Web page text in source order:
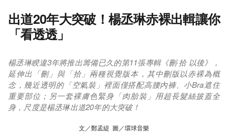
出道20年大突破！楊丞琳赤裸出輯讓你
「看透透」
楊丞琳睽違3年將推出籌備已久的第11張專輯《刪·拾 以後》，
延伸出「刪」與「拾」兩種視覺版本，其中刪版以赤裸為概
念，幾近透明的「空氣裝」裡面僅搭配高腰內褲、小Bra遮住
重要部位；另一套裸膚色緊身「肉胎裝」用超長髮絲披蓋全
身，尺度是楊丞琳出道20年的大突破！
文／鄭孟緹 圖／環球音樂